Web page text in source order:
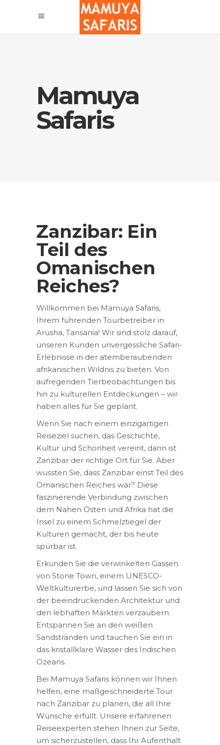
Mamuya
Safaris
Zanzibar: Ein
Teil des
Omanischen
Reiches?
Willkommen bei Mamuya Safaris,
Ihrem führenden Tourbetreiber in
Arusha, Tansania! Wir sind stolz darauf,
unseren Kunden unvergessliche Safari-
Erlebnisse in der atemberaubenden
afrikanischen Wildnis zu bieten. Von
aufregenden Tierbeobachtungen bis
hin zu kulturellen Entdeckungen – wir
haben alles für Sie geplant.
Wenn Sie nach einem einzigartigen
Reiseziel suchen, das Geschichte,
Kultur und Schönheit vereint, dann ist
Zanzibar der richtige Ort für Sie. Aber
wussten Sie, dass Zanzibar einst Teil des
Omanischen Reiches war? Diese
faszinierende Verbindung zwischen
dem Nahen Osten und Afrika hat die
Insel zu einem Schmelztiegel der
Kulturen gemacht, der bis heute
spürbar ist.
Erkunden Sie die verwinkelten Gassen
von Stone Town, einem UNESCO-
Weltkulturerbe, und lassen Sie sich von
der beeindruckenden Architektur und
den lebhaften Märkten verzaubern.
Entspannen Sie an den weißen
Sandstränden und tauchen Sie ein in
das kristallklare Wasser des Indischen
Ozeans.
Bei Mamuya Safaris können wir Ihnen
helfen, eine maßgeschneiderte Tour
nach Zanzibar zu planen, die all Ihre
Wünsche erfüllt. Unsere erfahrenen
Reiseexperten stehen Ihnen zur Seite,
um sicherzustellen, dass Ihr Aufenthalt